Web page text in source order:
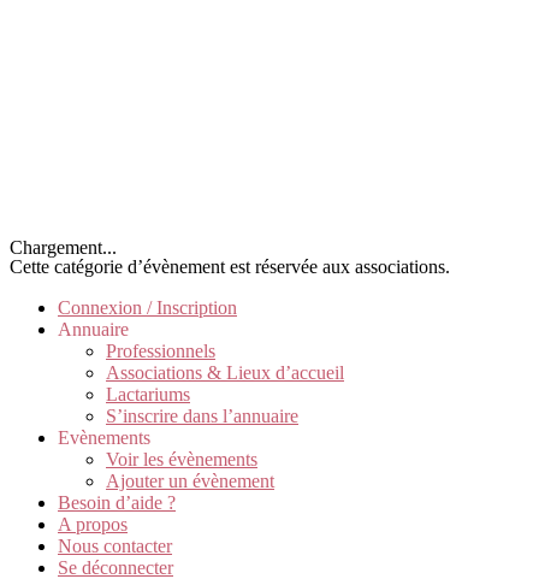
Chargement...
Cette catégorie d’évènement est réservée aux associations.
Connexion / Inscription
Annuaire
Professionnels
Associations & Lieux d’accueil
Lactariums
S’inscrire dans l’annuaire
Evènements
Voir les évènements
Ajouter un évènement
Besoin d’aide ?
A propos
Nous contacter
Se déconnecter